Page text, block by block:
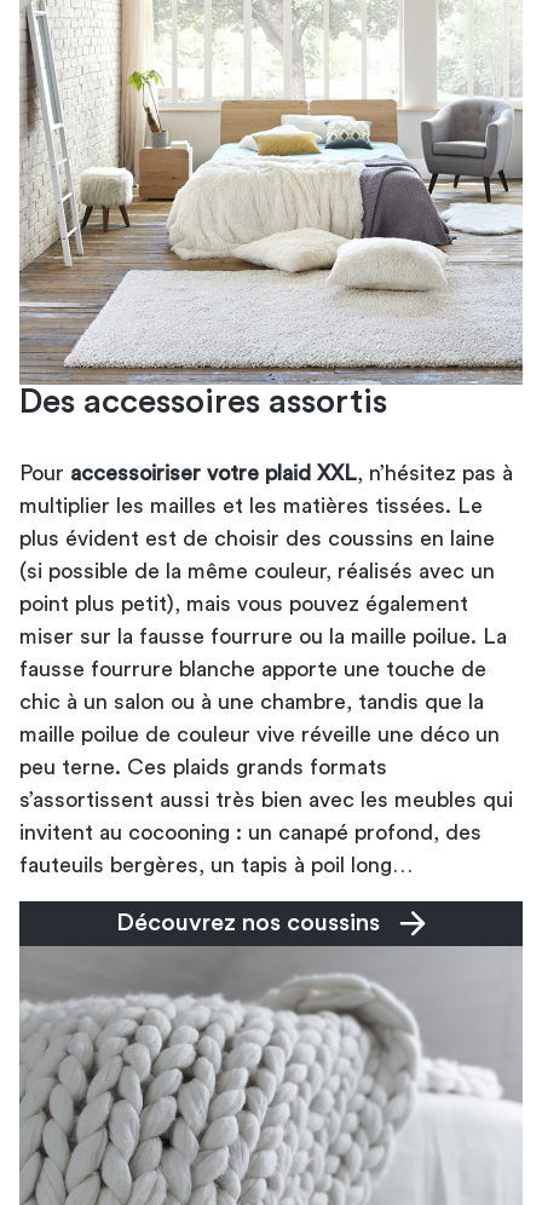
Des accessoires assortis
Pour accessoiriser votre plaid XXL , n’hésitez pas à
multiplier les mailles et les matières tissées. Le
plus évident est de choisir des coussins en laine
(si possible de la même couleur, réalisés avec un
point plus petit), mais vous pouvez également
miser sur la fausse fourrure ou la maille poilue. La
fausse fourrure blanche apporte une touche de
chic à un salon ou à une chambre, tandis que la
maille poilue de couleur vive réveille une déco un
peu terne. Ces plaids grands formats
s’assortissent aussi très bien avec les meubles qui
invitent au cocooning : un canapé profond, des
fauteuils bergères, un tapis à poil long…
Découvrez nos coussins